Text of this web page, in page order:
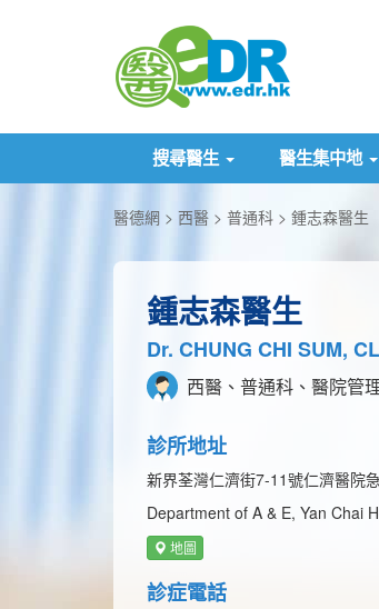
搜尋醫生 醫生集中地
醫德網 西醫 普通科 鍾志森醫生
鍾志森醫生
Dr. CHUNG CHI SUM,
西醫、普通科、醫院管
診所地址
新界荃灣仁濟街7-11號仁濟醫院
Department of A & E, Yan Chai
地圖
診症電話